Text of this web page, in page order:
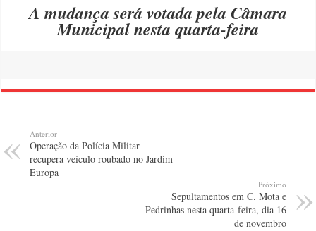
A mudança será votada pela Câmara
Municipal nesta quarta-feira
Anterior
Operação da Polícia Militar
recupera veículo roubado no Jardim
Europa
Próximo
Sepultamentos em C. Mota e
Pedrinhas nesta quarta-feira, dia 16
de novembro